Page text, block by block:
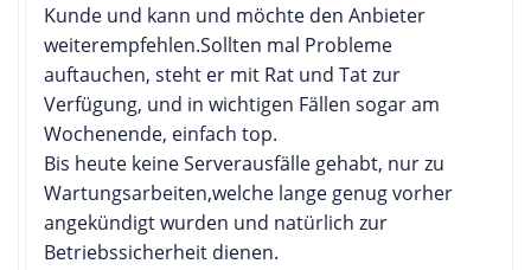
Kunde und kann und möchte den Anbieter
weiterempfehlen.Sollten mal Probleme
auftauchen, steht er mit Rat und Tat zur
Verfügung, und in wichtigen Fällen sogar am
Wochenende, einfach top.
Bis heute keine Serverausfälle gehabt, nur zu
Wartungsarbeiten,welche lange genug vorher
angekündigt wurden und natürlich zur
Betriebssicherheit dienen.